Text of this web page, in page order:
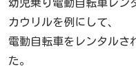
幼児乗り電動自転車レン
カウリルを例にして、
電動自転車をレンタルさ
た。